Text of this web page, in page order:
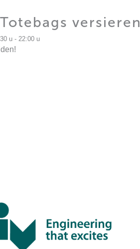
Totebags versieren
u - 22:00 u